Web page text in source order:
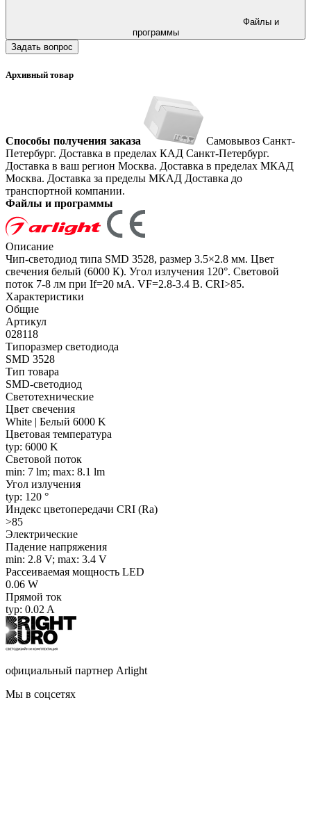
программы
Задать вопрос
Архивный товар
Способы получения заказа Самовывоз Санкт-
Петербург. Доставка в пределах КАД Санкт-Петербург.
Доставка в ваш регион Москва. Доставка в пределах МКАД
Москва. Доставка за пределы МКАД Доставка до
транспортной компании.
Файлы и программы
Описание
Чип-светодиод типа SMD 3528, размер 3.5×2.8 мм. Цвет
свечения белый (6000 К). Угол излучения 120°. Световой
поток 7-8 лм при If=20 мА. VF=2.8-3.4 В. CRI>85.
Характеристики
Общие
Артикул
028118
Типоразмер светодиода
SMD 3528
Тип товара
SMD-светодиод
Светотехнические
Цвет свечения
White | Белый 6000 K
Цветовая температура
typ: 6000 K
Световой поток
min: 7 lm; max: 8.1 lm
Угол излучения
typ: 120 °
Индекс цветопередачи CRI (Ra)
>85
Электрические
Падение напряжения
min: 2.8 V; max: 3.4 V
Рассеиваемая мощность LED
0.06 W
Прямой ток
typ: 0.02 A
официальный партнер Arlight
Мы в соцсетях